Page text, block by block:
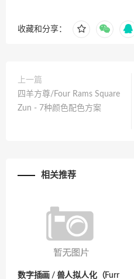
收藏和分享：
上一篇
四羊方尊/Four Rams Square
Zun - 7种颜色配色方案
相关推荐
数字插画 / 兽人拟人化（Furr